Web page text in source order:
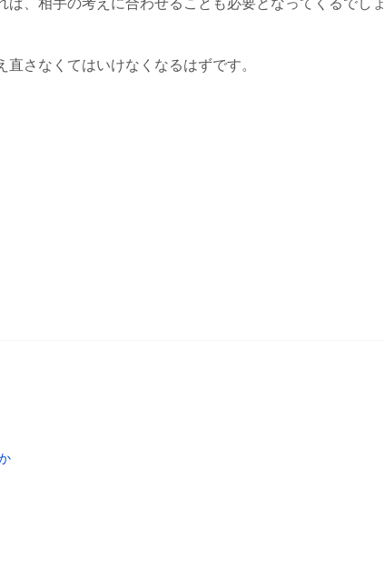
、相手の考えに合わせることも必要となってくるでしょ
さなくてはいけなくなるはずです。